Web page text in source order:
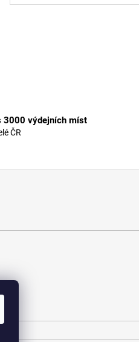
3000 výdejních míst
ČR